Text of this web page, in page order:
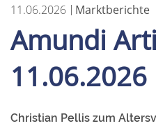
11.06.2026 Marktberichte
Amundi
11.06.2026
Christian Pellis zum